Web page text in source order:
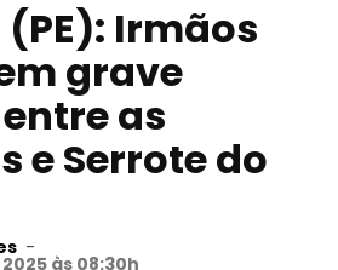
Irmãos
grave
as
e Serrote do
-
às 08:30h